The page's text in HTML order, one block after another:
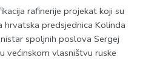
rafinerije projekat koji su
predsjednica Kolinda
spoljnih poslova Sergej
većinskom vlasništvu ruske